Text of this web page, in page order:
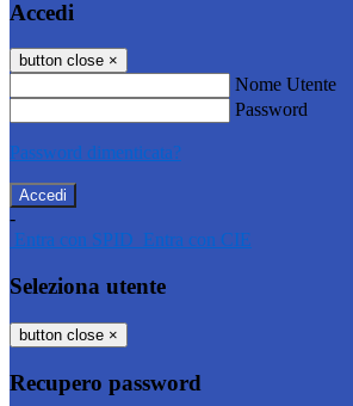
Accedi
button close ×
Nome Utente
Password
Password dimenticata?
-
Entra con SPID Entra con CIE
Seleziona utente
button close ×
Recupero password